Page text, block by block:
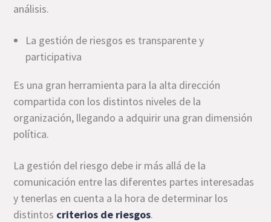
análisis.
La gestión de riesgos es transparente y
participativa
Es una gran herramienta para la alta dirección
compartida con los distintos niveles de la
organización, llegando a adquirir una gran dimensión
política.
La gestión del riesgo debe ir más allá de la
comunicación entre las diferentes partes interesadas
y tenerlas en cuenta a la hora de determinar los
distintos criterios de riesgos.